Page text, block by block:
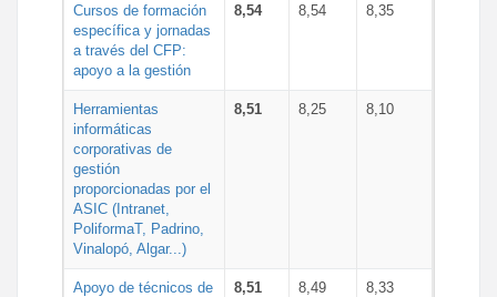
Cursos de formación
específica y jornadas
a través del CFP:
apoyo a la gestión
8,54 8,54 8,35
Herramientas
informáticas
corporativas de
gestión
proporcionadas por el
ASIC (Intranet,
PoliformaT, Padrino,
Vinalopó, Algar...)
8,51 8,25 8,10
Apoyo de técnicos de
8,51 8,49 8,33